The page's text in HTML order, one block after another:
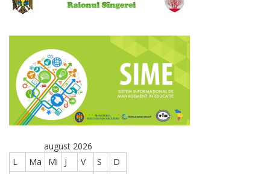
august 2026
L
Ma Mi J V S
D